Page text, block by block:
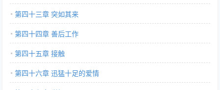
第四十三章 突如其来
第四十四章 善后工作
第四十五章 接触
第四十六章 迅猛十足的爱情